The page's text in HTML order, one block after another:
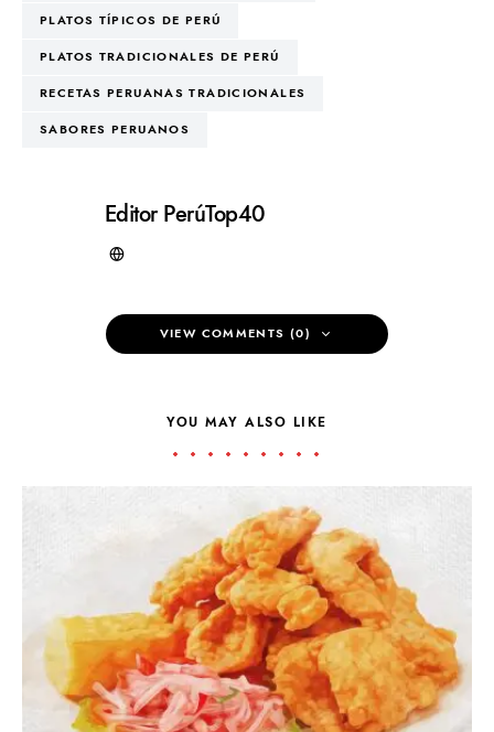
PLATOS TÍPICOS DE PERÚ
PLATOS TRADICIONALES DE PERÚ
RECETAS PERUANAS TRADICIONALES
SABORES PERUANOS
Editor PerúTop40
VIEW COMMENTS (0)
YOU MAY ALSO LIKE